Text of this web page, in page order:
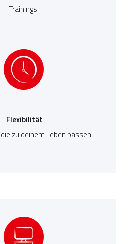
Trainings.
Flexibilität
zu deinem Leben passen.